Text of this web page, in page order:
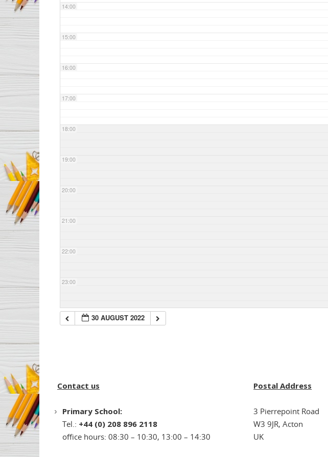
14:00
15:00
16:00
17:00
18:00
19:00
20:00
21:00
22:00
23:00
30 AUGUST 2022
Contact us
Primary School:
Tel.: +44 (0) 208 896 2118
office hours: 08:30 – 10:30, 13:00 – 14:30
Postal Address
3 Pierrepoint Road
W3 9JR, Acton
UK